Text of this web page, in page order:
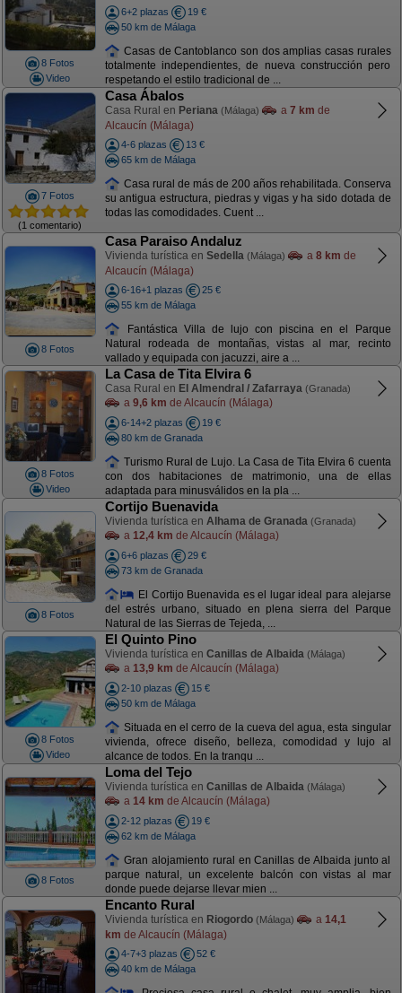
8 Fotos
Video
6+2 plazas
19 €
50 km de Málaga
Casas de Cantoblanco son dos amplias casas rurales
totalmente independientes, de nueva construcción pero
respetando el estilo tradicional de ...
7 Fotos
(1 comentario)
Casa Ábalos
Casa Rural en Periana (Málaga) a 7 km de
Alcaucín (Málaga)
4-6 plazas
13 €
65 km de Málaga
Casa rural de más de 200 años rehabilitada. Conserva
su antigua estructura, piedras y vigas y ha sido dotada de
todas las comodidades. Cuent ...
8 Fotos
Casa Paraiso Andaluz
Vivienda turística en Sedella (Málaga) a 8 km de
Alcaucín (Málaga)
6-16+1 plazas
25 €
55 km de Málaga
Fantástica Villa de lujo con piscina en el Parque
Natural rodeada de montañas, vistas al mar, recinto
vallado y equipada con jacuzzi, aire a ...
8 Fotos
Video
La Casa de Tita Elvira 6
Casa Rural en El Almendral / Zafarraya (Granada)
a 9,6 km de Alcaucín (Málaga)
6-14+2 plazas
19 €
80 km de Granada
Turismo Rural de Lujo. La Casa de Tita Elvira 6 cuenta
con dos habitaciones de matrimonio, una de ellas
adaptada para minusválidos en la pla ...
8 Fotos
Cortijo Buenavida
Vivienda turística en Alhama de Granada (Granada)
a 12,4 km de Alcaucín (Málaga)
6+6 plazas
29 €
73 km de Granada
El Cortijo Buenavida es el lugar ideal para alejarse
del estrés urbano, situado en plena sierra del Parque
Natural de las Sierras de Tejeda, ...
8 Fotos
Video
El Quinto Pino
Vivienda turística en Canillas de Albaida (Málaga)
a 13,9 km de Alcaucín (Málaga)
2-10 plazas
15 €
50 km de Málaga
Situada en el cerro de la cueva del agua, esta singular
vivienda, ofrece diseño, belleza, comodidad y lujo al
alcance de todos. En la tranqu ...
8 Fotos
Loma del Tejo
Vivienda turística en Canillas de Albaida (Málaga)
a 14 km de Alcaucín (Málaga)
2-12 plazas
19 €
62 km de Málaga
Gran alojamiento rural en Canillas de Albaida junto al
parque natural, un excelente balcón con vistas al mar
donde puede dejarse llevar mien ...
Encanto Rural
Vivienda turística en Riogordo (Málaga) a 14,1
km de Alcaucín (Málaga)
4-7+3 plazas
52 €
40 km de Málaga